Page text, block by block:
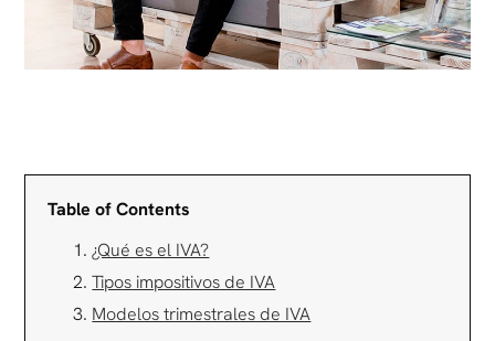
Table of Contents
¿Qué es el IVA?
Tipos impositivos de IVA
Modelos trimestrales de IVA